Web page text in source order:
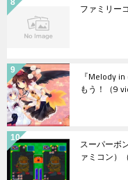
ファミリー
『Melody
もう！ （9
スーパーボ
ァミコン）